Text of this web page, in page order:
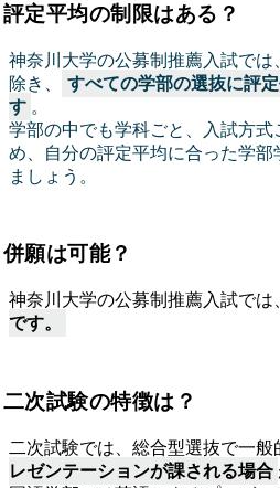
評定平均の制限はある？
神奈川大学の公募制推薦入試で
除き、
すべての学部の選抜に評
す 。
学部の中でも学科ごと、入試方式
め、自分の評定平均に合った学
ましょう。
併願は可能？
神奈川大学の公募制推薦入試では
です。
二次試験の特徴は？
二次試験では、総合型選抜で一般
レゼンテーションが課される場合